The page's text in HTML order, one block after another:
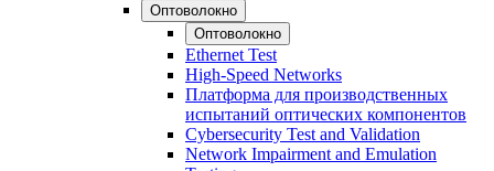
Оптоволокно
Оптоволокно
Ethernet Test
High-Speed Networks
Платформа для производственных
испытаний оптических компонентов
Cybersecurity Test and Validation
Network Impairment and Emulation